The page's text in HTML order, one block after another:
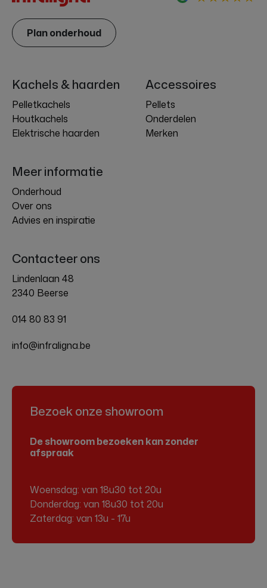
Plan onderhoud
Kachels & haarden
Pelletkachels
Houtkachels
Elektrische haarden
Accessoires
Pellets
Onderdelen
Merken
Meer informatie
Onderhoud
Over ons
Advies en inspiratie
Contacteer ons
Lindenlaan 48
2340 Beerse
014 80 83 91
info@infraligna.be
Bezoek onze showroom
De showroom bezoeken kan zonder
afspraak
Woensdag: van 18u30 tot 20u
Donderdag: van 18u30 tot 20u
Zaterdag: van 13u - 17u